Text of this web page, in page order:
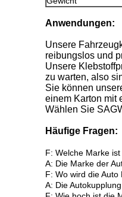
Anwendungen:
Unsere
reibungslos und
Unsere
zu warten, also
Sie können
einem Karton mit
Wählen Sie
Häufige Fragen:
F: Welche Marke
A: Die Marke der
F: Wo wird die
A: Die